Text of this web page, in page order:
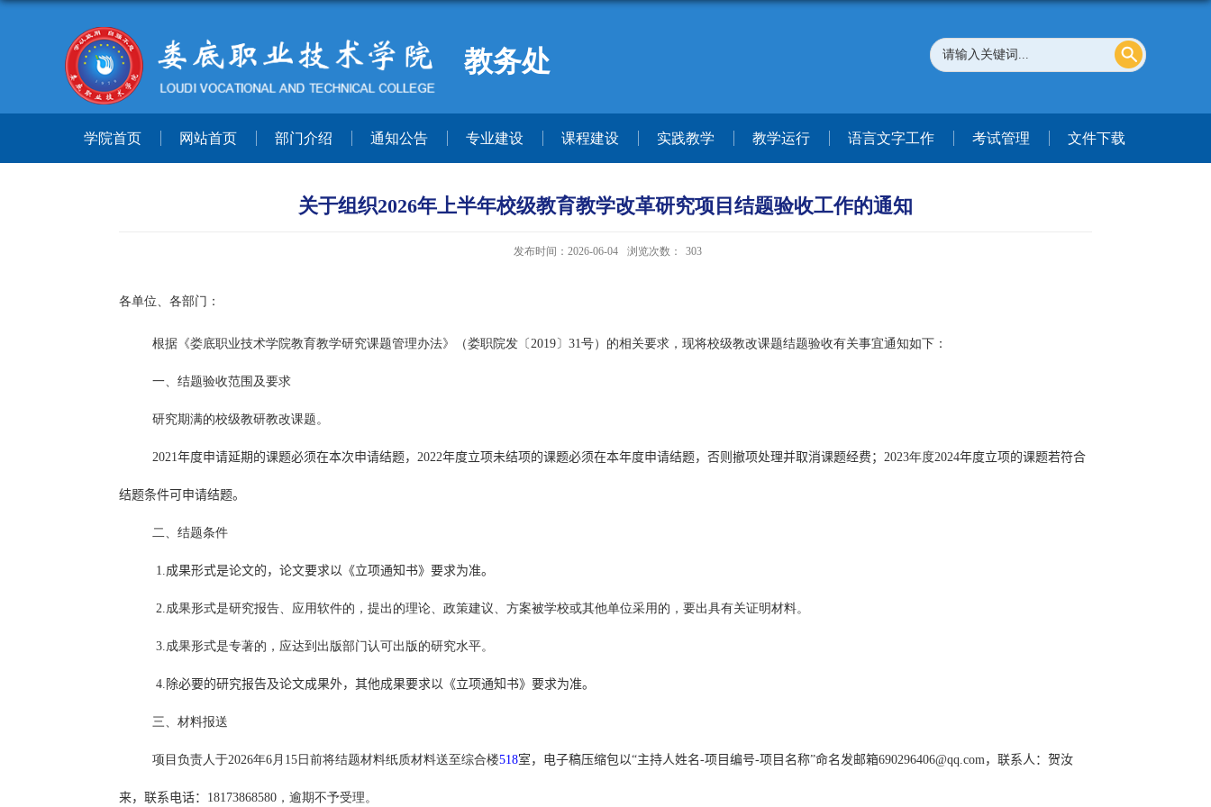
教务处
学院首页 网站首页 部门介绍 通知公告 专业建设 课程建设 实践教学 教学运行 语言文字工作 考试管理 文件下载
关于组织2026年上半年校级教育教学改革研究项目结题验收工作的通知
发布时间：2026-06-04 浏览次数： 303
各单位、各部门：
根据《娄底职业技术学院教育教学研究课题管理办法》（娄职院发〔 2019 〕31号）的相关要求，现将校级教改课题结题验收有关事宜通知如下：
一、结题验收范围及要求
研究期满的校级教研教改课题。
2021年度申请延期的课题必须在本次申请结题， 2022年度立项未结项的课题必须在本年度申请结题，否则撤项处理并取消课题经费； 2023年度2024年度立项的课题若符合
结题条件可申请结题。
二、结题条件
1. 成果形式是论文的，论文要求以《立项通知书》要求为准。
2. 成果形式是研究报告、应用软件的，提出的理论、政策建议、方案被学校或其他单位采用的，要出具有关证明材料。
3. 成果形式是专著的，应达到出版部门认可出版的研究水平。
4. 除必要的研究报告及论文成果外，其他成果要求以《立项通知书》要求为准。
三、材料报送
项目负责人于2026年6 月 15 日前将结题材料纸质材料送至综合楼518室，电子稿压缩包以“主持人姓名-项目编号-项目名称”命名 发邮箱690296406@qq.com ，联系人：贺汝
来，联系电话： 18173868580 ，逾期不予受理。